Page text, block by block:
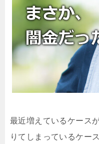
最近増えているケース
りてしまっているケース